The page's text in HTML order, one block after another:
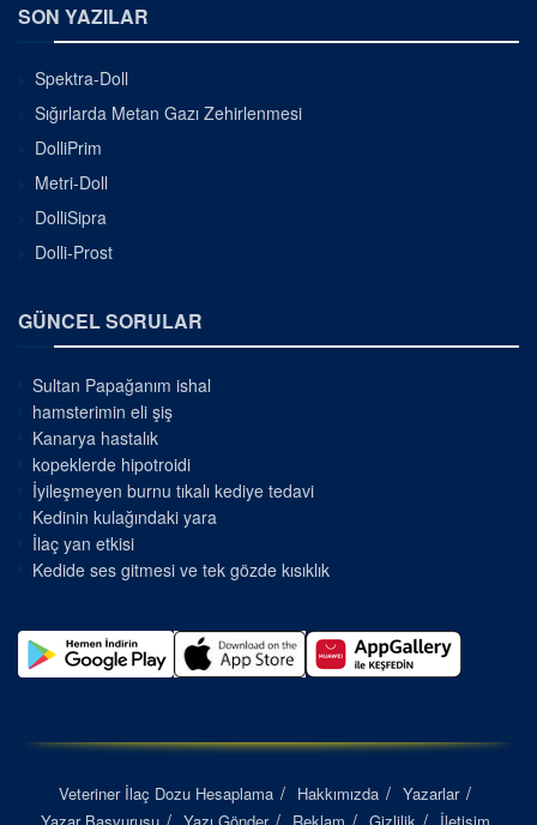
SON YAZILAR
Spektra-Doll
Sığırlarda Metan Gazı Zehirlenmesi
DolliPrim
Metri-Doll
DolliSipra
Dolli-Prost
GÜNCEL SORULAR
Sultan Papağanım ishal
hamsterimin eli şiş
Kanarya hastalık
kopeklerde hipotroidi
İyileşmeyen burnu tıkalı kediye tedavi
Kedinin kulağındaki yara
İlaç yan etkisi
Kedide ses gitmesi ve tek gözde kısıklık
Veteriner İlaç Dozu Hesaplama Hakkımızda
Yazarlar